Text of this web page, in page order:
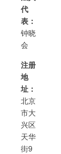
代
表：
钟晓
会
注册
地
址：
北京
市大
兴区
天华
街9